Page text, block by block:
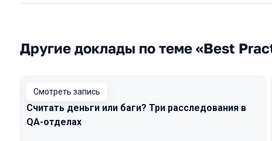
Другие доклады по теме «Best
Смотреть запись
Считать деньги или баги? Три расследования в
QA-отделах